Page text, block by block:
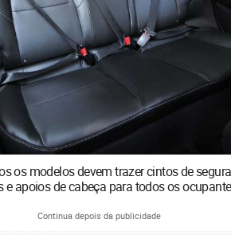
os modelos devem trazer cintos de
e apoios de cabeça para todos os
Continua depois da publicidade